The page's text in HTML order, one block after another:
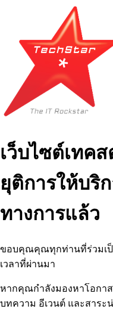
เว็บไซต์เทค
ยุติการให้บริ
ทางการแล้ว
ขอบคุณคุณทุกท่านที่ร่วมเป็
เวลาที่ผ่านมา
หากคุณกำลังมองหาโอกา
บทความ อีเวนต์ และสาระ